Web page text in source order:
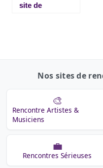
site de
Nos sites de
🎨
Rencontre Artistes &
Musiciens
💼
Rencontres Sérieuses